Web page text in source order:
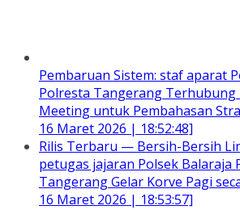
Pembaruan Sistem: staf aparat
Polresta Tangerang Terhubung
Meeting untuk Pembahasan
16 Maret 2026 | 18:52:48]
Rilis Terbaru — Bersih-Bersih
petugas jajaran Polsek Balaraja
Tangerang Gelar Korve Pagi
16 Maret 2026 | 18:53:57]